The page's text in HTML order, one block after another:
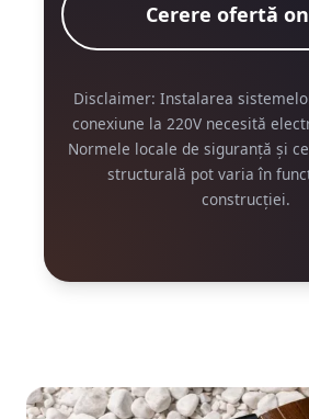
Cerere ofertă
Disclaimer: Instalarea
conexiune la 220V necesită
Normele locale de siguranță și
structurală pot varia în
construcției.